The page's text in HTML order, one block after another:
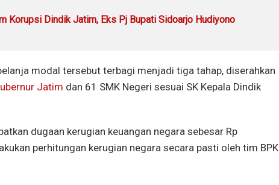
Korupsi Dindik Jatim, Eks Pj Bupati Sidoarjo Hudiyono
modal tersebut terbagi menjadi tiga tahap, diserahkan
Jatim dan 61 SMK Negeri sesuai SK Kepala Dindik
dugaan kerugian keuangan negara sebesar Rp
perhitungan kerugian negara secara pasti oleh tim BPK